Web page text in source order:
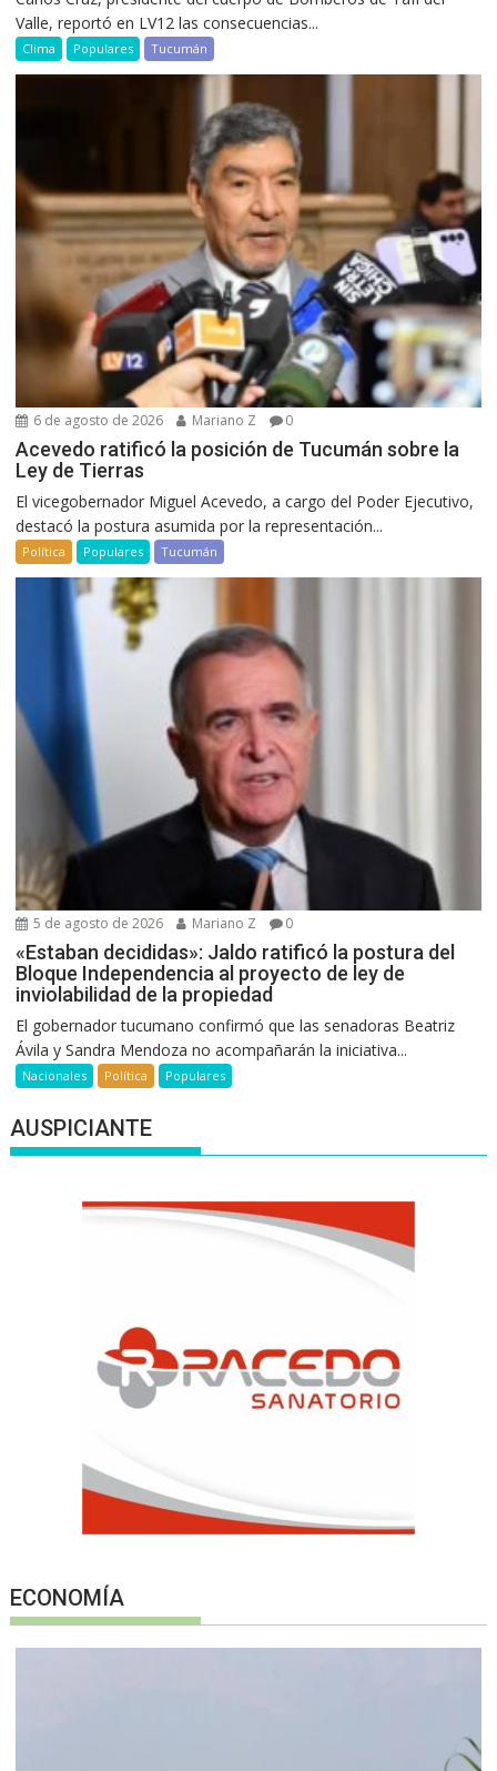
Valle, reportó en LV12 las consecuencias...
Clima Populares Tucumán
6 de agosto de 2026 Mariano Z 0
Acevedo ratificó la posición de Tucumán sobre la
Ley de Tierras
El vicegobernador Miguel Acevedo, a cargo del Poder Ejecutivo,
destacó la postura asumida por la representación...
Política Populares Tucumán
5 de agosto de 2026 Mariano Z 0
«Estaban decididas»: Jaldo ratificó la postura del
Bloque Independencia al proyecto de ley de
inviolabilidad de la propiedad
El gobernador tucumano confirmó que las senadoras Beatriz
Ávila y Sandra Mendoza no acompañarán la iniciativa...
Nacionales Política Populares
AUSPICIANTE
ECONOMÍA